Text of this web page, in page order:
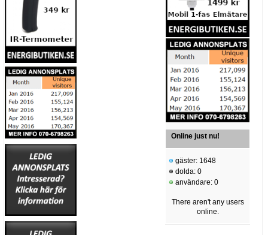
Online just nu!
gäster: 1648
dolda: 0
användare: 0
There aren't any users
online.